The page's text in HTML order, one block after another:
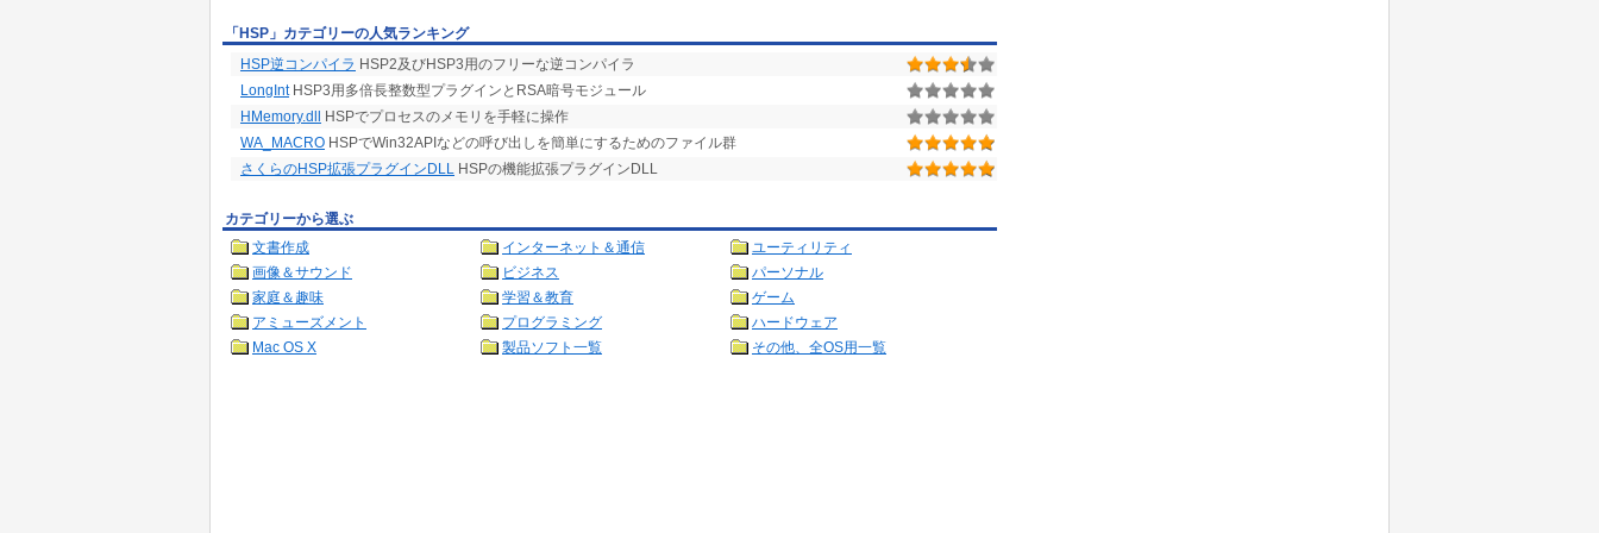
「HSP」カテゴリーの人気ランキング
HSP逆コンパイラ HSP2及びHSP3用のフリーな逆コンパイラ
LongIntHSP3用多倍長整数型プラグインとRSA暗号モジュール
HMemory.dll
HSPでプロセスのメモリを手軽に操作
WA_MACRO HSPでWin32APIなどの呼び出しを簡単にするためのファイル群
さくらのHSP拡張プラグインDLL HSPの機能拡張プラグインDLL
カテゴリーから選ぶ
文書作成
インターネット＆通信
ユーティリティ
画像＆サウンド
ビジネス
パーソナル
家庭＆趣味
学習＆教育
ゲーム
アミューズメント
プログラミング
ハードウェア
Mac OS X
製品ソフト一覧 その他、全OS用一覧